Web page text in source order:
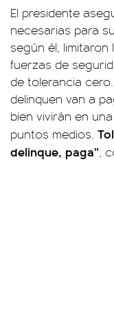
El presidente
necesarias para
según él,
fuerzas de
de tolerancia
delinquen van a
bien vivirán en
puntos medios.
delinque, paga”,